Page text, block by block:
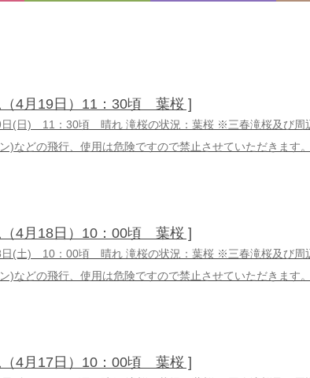
4月19日）11：30頃 葉桜 ]
日(日) 11：30頃 晴れ 滝桜の状況：葉桜 ※三春滝桜及び周
)などの飛行、使用は危険ですので禁止させていただきます。
4月18日）10：00頃 葉桜 ]
日(土) 10：00頃 晴れ 滝桜の状況：葉桜 ※三春滝桜及び周
)などの飛行、使用は危険ですので禁止させていただきます。
4月17日）10：00頃 葉桜 ]